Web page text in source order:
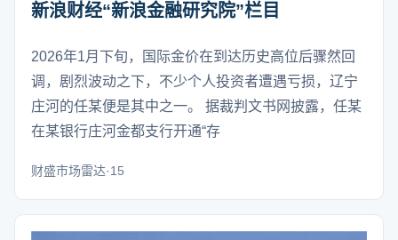
新浪财经“新浪金融研究院”栏目
2026年1月下旬，国际金价在到达历史高位后骤然回
调，剧烈波动之下，不少个人投资者遭遇亏损，辽宁
庄河的任某便是其中之一。 据裁判文书网披露，任某
在某银行庄河金都支行开通“存
财盛市场雷达·15